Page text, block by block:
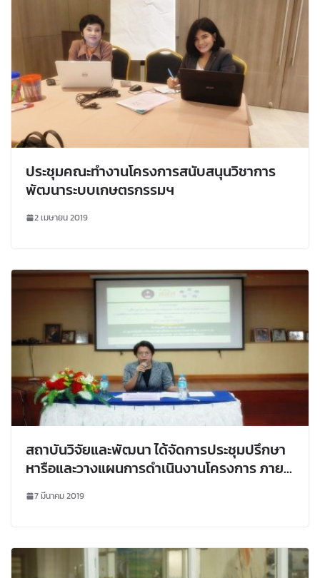
ประชุมคณะทำงานโครงการสนับสนุนวิชาการ
พัฒนาระบบเกษตรกรรมฯ
2 เมษายน 2019
สถาบันวิจัยและพัฒนา ได้จัดการประชุมปรึกษา
หารือและวางแผนการดำเนินงานโครงการ ภาย
ใต้โครงการสนับสนุนวิชาการพัฒนาระบบ
เกษตรกรรมเพื่ออาหารปลอดภัยโดยชุมชนท้อง
7 มีนาคม 2019